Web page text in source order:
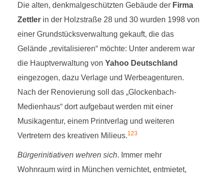
Die alten, denkmalgeschützten Gebäude der Firma
Zettlerin der Holzstraße 28 und 30 wurden 1998 von
einer Grundstücksverwaltung gekauft, die das
Gelände „revitalisieren“ möchte: Unter anderem war
die Hauptverwaltung von Yahoo Deutschland
eingezogen, dazu Verlage und Werbeagenturen.
Nach der Renovierung soll das „Glockenbach-
Medienhaus“ dort aufgebaut werden mit einer
Musikagentur, einem Printverlag und weiteren
Vertretern des kreativen Milieus.123
Bürgerinitiativen wehren sich. Immer mehr
Wohnraum wird in München vernichtet, entmietet,